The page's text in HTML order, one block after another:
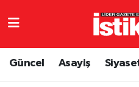
Güncel Asayiş
Eskişehirspor
Eskişehir Nöbetçi